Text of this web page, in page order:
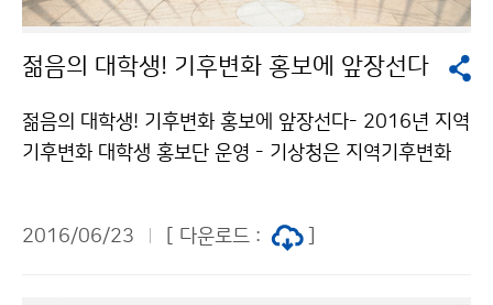
습니다.
젊음의 대학생! 기후변화 홍보에 앞장선다
젊음의 대학생! 기후변화 홍보에 앞장선다- 2016년 지역
기후변화 대학생 홍보단 운영 - 기상청은 지역기후변화
명)이 5기 홍보단으로 위촉되었으며, 8월까지 기후변화
2016/06/23 [ 다운로드 :